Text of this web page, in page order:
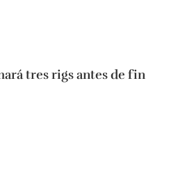
tres rigs antes de fin